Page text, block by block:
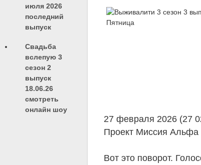
июля 2026
последний
выпуск
Свадьба
вслепую 3
сезон 2
выпуск
18.06.26
смотреть
онлайн шоу
27 февраля 2026 (27
Проект Миссия Альфа
Вот это поворот.